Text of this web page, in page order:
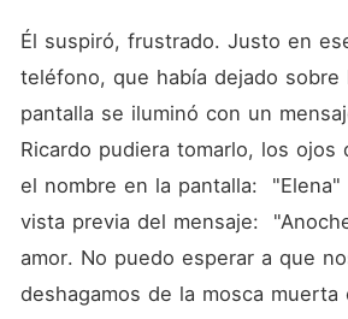
Él suspiró, frustrado. Justo en
teléfono, que había dejado sobre
pantalla se iluminó con un
Ricardo pudiera tomarlo, los ojos
el nombre en la pantalla:
vista previa del mensaje:
amor. No puedo esperar a que
deshagamos de la mosca muerta